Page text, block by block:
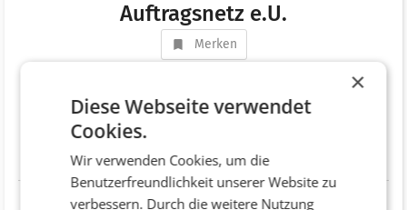
Auftragsnetz e.U.
Merken
AT 5222 Munderfing
Telefonnummer +43 (7744) 66466
Website http://www.auftragsnetz.at
×
Diese Webseite verwendet
Cookies.
Wir verwenden Cookies, um die
Benutzerfreundlichkeit unserer Website zu
verbessern. Durch die weitere Nutzung